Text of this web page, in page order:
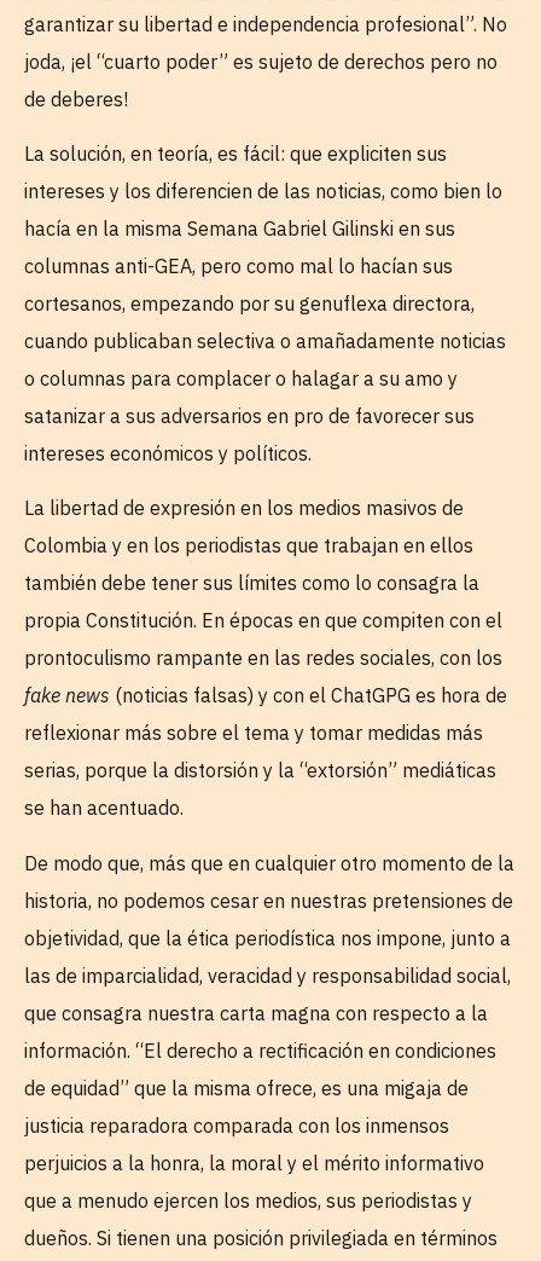
garantizar su libertad e independencia profesional”. No
joda, ¡el “cuarto poder” es sujeto de derechos pero no
de deberes!
La solución, en teoría, es fácil: que expliciten sus
intereses y los diferencien de las noticias, como bien lo
hacía en la misma Semana Gabriel Gilinski en sus
columnas anti-GEA, pero como mal lo hacían sus
cortesanos, empezando por su genuflexa directora,
cuando publicaban selectiva o amañadamente noticias
o columnas para complacer o halagar a su amo y
satanizar a sus adversarios en pro de favorecer sus
intereses económicos y políticos.
La libertad de expresión en los medios masivos de
Colombia y en los periodistas que trabajan en ellos
también debe tener sus límites como lo consagra la
propia Constitución. En épocas en que compiten con el
prontoculismo rampante en las redes sociales, con los
fake news (noticias falsas) y con el ChatGPG es hora de
reflexionar más sobre el tema y tomar medidas más
serias, porque la distorsión y la “extorsión” mediáticas
se han acentuado.
De modo que, más que en cualquier otro momento de la
historia, no podemos cesar en nuestras pretensiones de
objetividad, que la ética periodística nos impone, junto a
las de imparcialidad, veracidad y responsabilidad social,
que consagra nuestra carta magna con respecto a la
información. “El derecho a rectificación en condiciones
de equidad” que la misma ofrece, es una migaja de
justicia reparadora comparada con los inmensos
perjuicios a la honra, la moral y el mérito informativo
que a menudo ejercen los medios, sus periodistas y
dueños. Si tienen una posición privilegiada en términos